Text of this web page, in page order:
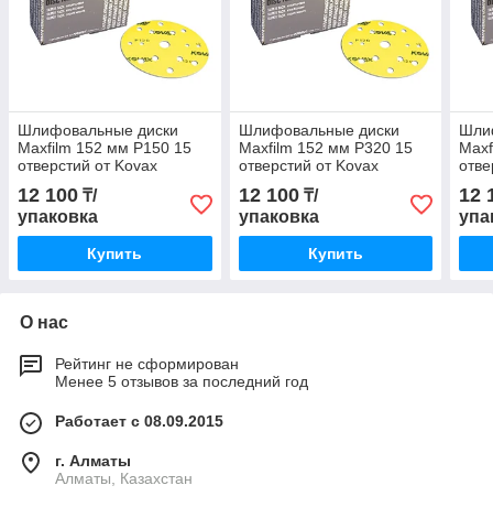
Шлифовальные диски
Maxfilm 152 мм P150 15
отверстий от Kovax
12 100 ₸/
упаковка
Купить
Шлифовальные диски
Maxfilm 152 мм P320 15
отверстий от Kovax
12 100₸/
упаковка
Купить
12
О нас
Рейтинг не сформирован
Менее 5 отзывов за последний год
Работает с 08.09.2015
г. Алматы
Алматы, Казахстан